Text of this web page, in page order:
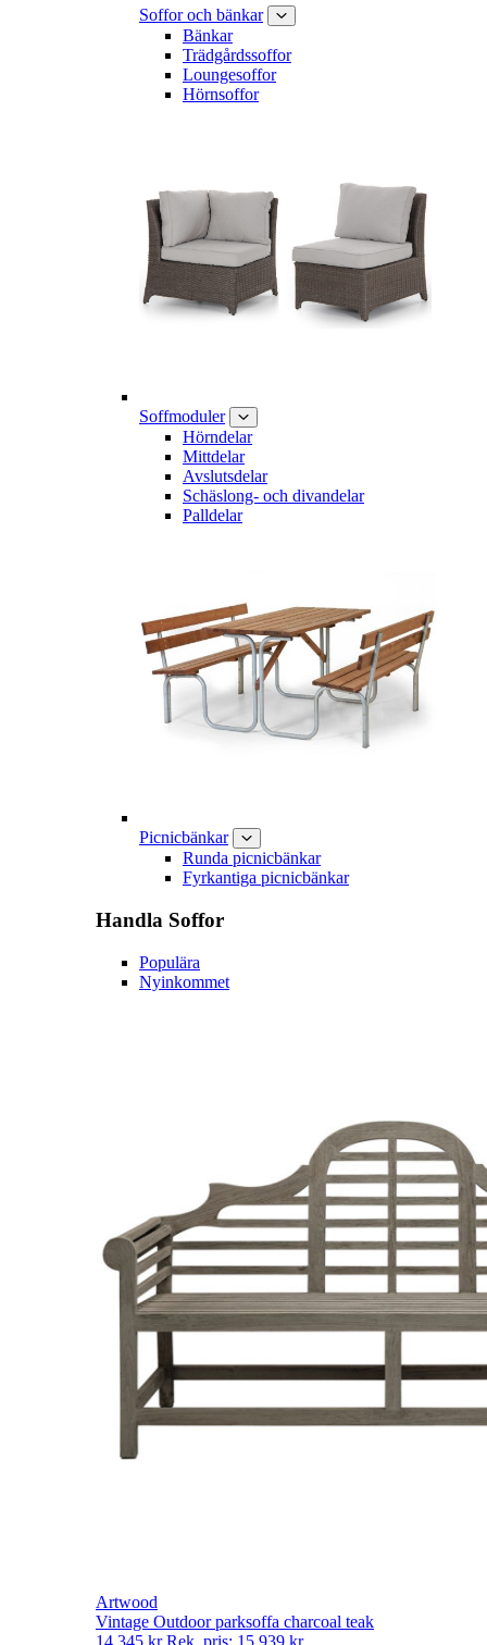
Soffor och bänkar
Bänkar
Trädgårdssoffor
Loungesoffor
Hörnsoffor
Soffmoduler
Hörndelar
Mittdelar
Avslutsdelar
Schäslong- och divandelar
Palldelar
Picnicbänkar
Runda picnicbänkar
Fyrkantiga picnicbänkar
Handla Soffor
Populära
Nyinkommet
Artwood
Vintage Outdoor parksoffa charcoal teak
14 345 kr Rek. pris: 15 939 kr